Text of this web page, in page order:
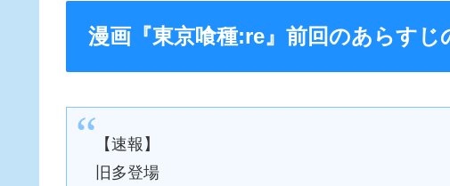
漫画『東京喰種:re』前回のあらすじ
【速報】
旧多登場